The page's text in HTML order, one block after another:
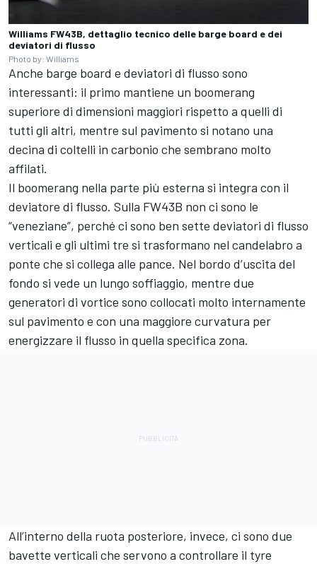
Williams FW43B, dettaglio tecnico delle barge board e dei
deviatori di flusso
Photo by: Williams
Anche barge board e deviatori di flusso sono
interessanti: il primo mantiene un boomerang
superiore di dimensioni maggiori rispetto a quelli di
tutti gli altri, mentre sul pavimento si notano una
decina di coltelli in carbonio che sembrano molto
affilati.
Il boomerang nella parte più esterna si integra con il
deviatore di flusso. Sulla FW43B non ci sono le
“veneziane”, perché ci sono ben sette deviatori di flusso
verticali e gli ultimi tre si trasformano nel candelabro a
ponte che si collega alle pance. Nel bordo d’uscita del
fondo si vede un lungo soffiaggio, mentre due
generatori di vortice sono collocati molto internamente
sul pavimento e con una maggiore curvatura per
energizzare il flusso in quella specifica zona.
All’interno della ruota posteriore, invece, ci sono due
bavette verticali che servono a controllare il tyre